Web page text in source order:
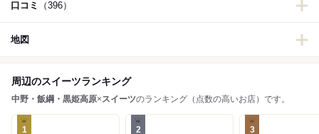
口コミ （396）
地図
周辺のスイーツランキング
中野・飯綱・黒姫高原×スイーツのランキング（点数の高いお店）です。
1 2 3